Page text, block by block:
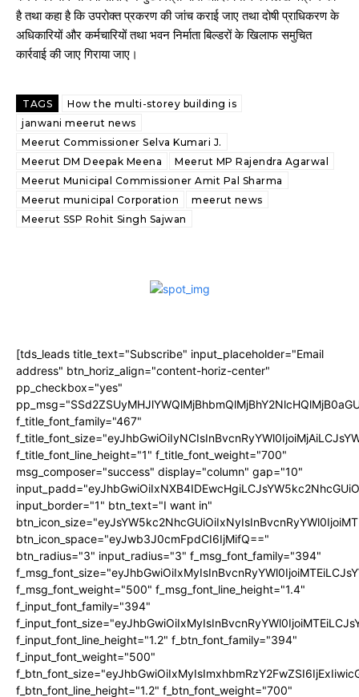
है तथा कहा है कि उपरोक्त प्रकरण की जांच कराई जाए तथा दोषी प्राधिकरण के
अधिकारियों और कर्मचारियों तथा भवन निर्माता बिल्डरों के खिलाफ समुचित
कार्रवाई की जाए गिराया जाए।
TAGS
How the multi-storey building is
janwani meerut news
Meerut Commissioner Selva Kumari J.
Meerut DM Deepak Meena
Meerut MP Rajendra Agarwal
Meerut Municipal Commissioner Amit Pal Sharma
Meerut municipal Corporation
meerut news
Meerut SSP Rohit Singh Sajwan
[tds_leads title_text="Subscribe" input_placeholder="Email
address" btn_horiz_align="content-horiz-center"
pp_checkbox="yes"
f_title_font_family="467"
f_title_font_line_height="1" f_title_font_weight="700"
msg_composer="success" display="column" gap="10"
input_border="1" btn_text="I want in"
btn_icon_space="eyJwb3J0cmFpdCI6IjMifQ=="
btn_radius="3" input_radius="3" f_msg_font_family="394"
f_msg_font_weight="500" f_msg_font_line_height="1.4"
f_input_font_family="394"
f_input_font_line_height="1.2" f_btn_font_family="394"
f_input_font_weight="500"
f_btn_font_line_height="1.2" f_btn_font_weight="700"